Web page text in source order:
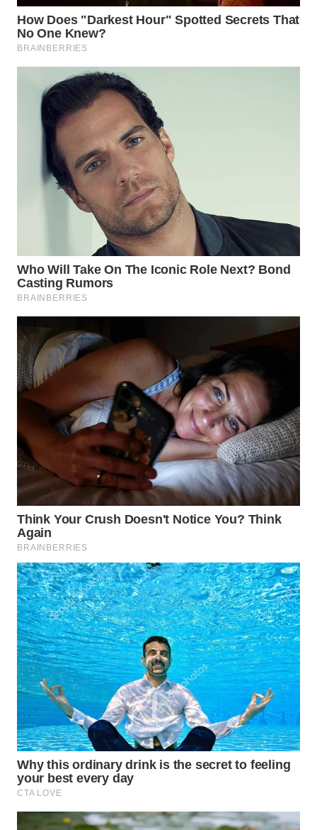
WN
TAPANULI
WN
SAMOSIR
PADANG
LAWAS
WN
CIANJUR
WN
KEPULAUAN
SERIBU
TANGERANG
BINJAI
WN
CIREBON
WN
INDRAMAYU
WN
KUNINGAN
WN
MAJALENGKA
WN
SUBANG
WN
SUKABUMI
PURWAKARTA